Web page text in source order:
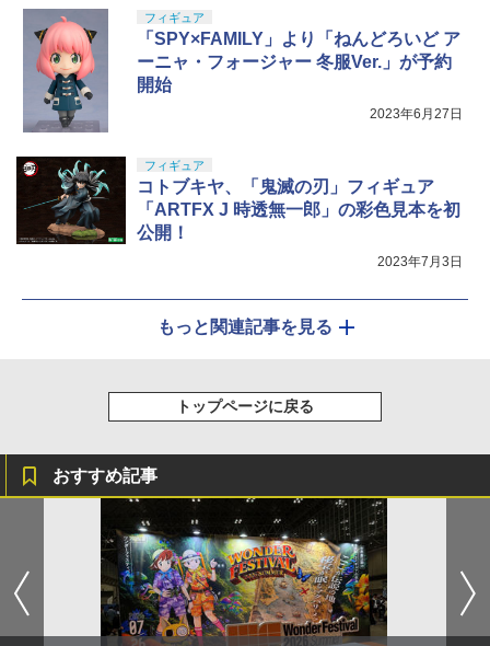
フィギュア
「SPY×FAMILY」より「ねんどろいど ア
ーニャ・フォージャー 冬服Ver.」が予約
開始
2023年6月27日
フィギュア
コトブキヤ、「鬼滅の刃」フィギュア
「ARTFX J 時透無一郎」の彩色見本を初
公開！
2023年7月3日
もっと関連記事を見る
トップページに戻る
おすすめ記事